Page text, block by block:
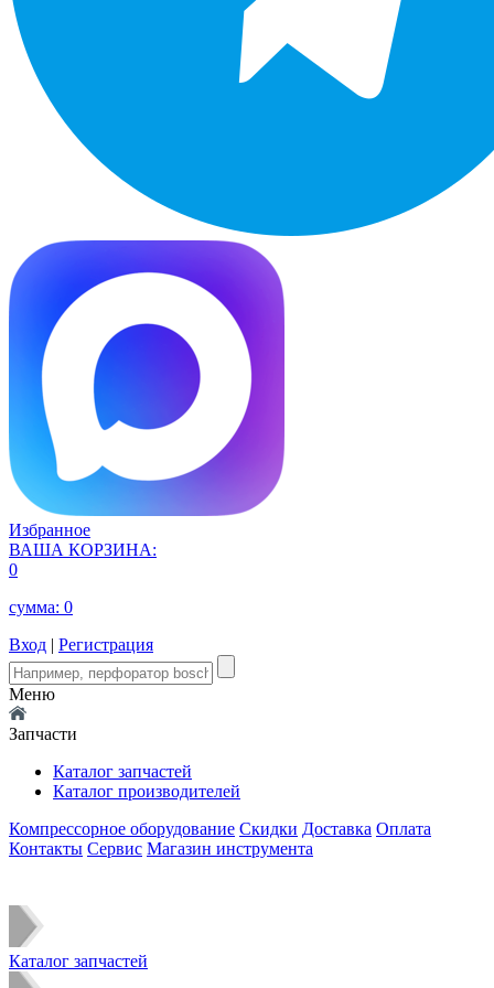
Избранное
ВАША КОРЗИНА:
0
сумма: 0
Вход | Регистрация
Меню
Запчасти
Каталог запчастей
Каталог производителей
Компрессорное оборудование Скидки Доставка Оплата
Контакты Сервис Магазин инструмента
Каталог запчастей